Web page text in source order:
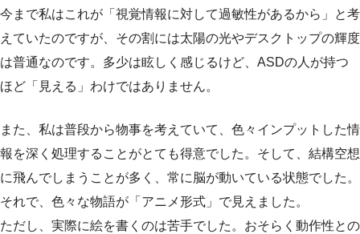
今まで私はこれが「視覚情報に対して過敏性があるから」と考
えていたのですが、その割には太陽の光やデスクトップの輝度
は普通なのです。多少は眩しく感じるけど、ASDの人が持つ
ほど「見える」わけではありません。
また、私は普段から物事を考えていて、色々インプットした情
報を深く処理することがとても得意でした。そして、結構空想
に飛んでしまうことが多く、常に脳が動いている状態でした。
それで、色々な物語が「アニメ形式」で見えました。
ただし、実際に絵を書くのは苦手でした。おそらく動作性との